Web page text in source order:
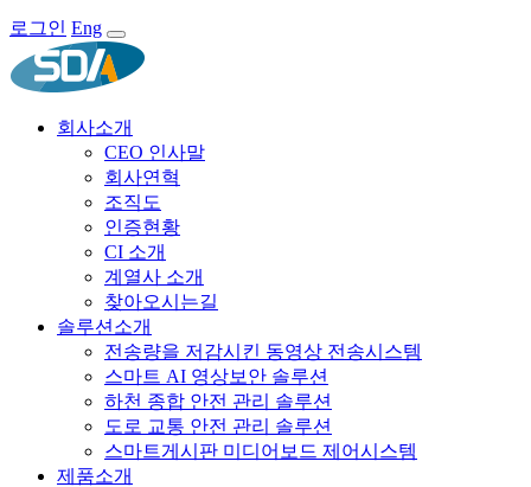
로그인 Eng
회사소개
CEO 인사말
회사연혁
조직도
인증현황
CI 소개
계열사 소개
찾아오시는길
솔루션소개
전송량을 저감시킨 동영상 전송시스템
스마트 AI 영상보안 솔루션
하천 종합 안전 관리 솔루션
도로 교통 안전 관리 솔루션
스마트게시판 미디어보드 제어시스템
제품소개